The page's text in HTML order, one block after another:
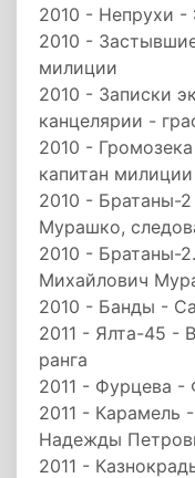
2010 - Непрухи -
2010 -
милиции
2010 - Записки
канцелярии -
2010 -
капитан милиции
2010 - Братаны-
Мурашко,
2010 - Братаны-
Михайлович
2010 - Банды -
2011 - Ялта-45 -
ранга
2011 - Фурцева -
2011 -
Надежды
2011 -